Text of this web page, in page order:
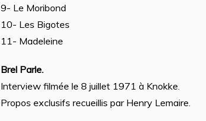
9- Le Moribond
10- Les Bigotes
11- Madeleine
Brel Parle.
Interview filmée le 8 juillet 1971 à Knokke.
Propos exclusifs recueillis par Henry Lemaire.